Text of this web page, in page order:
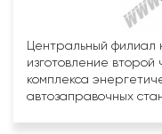
Центральный
изготовление
комплекса
автозаправочных